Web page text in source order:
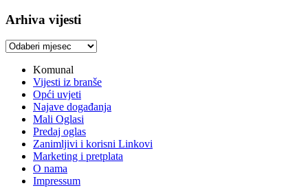
Arhiva vijesti
Arhiva
Komunal
Vijesti iz branše
Opći uvjeti
Najave događanja
Mali Oglasi
Predaj oglas
Zanimljivi i korisni Linkovi
Marketing i pretplata
O nama
Impressum